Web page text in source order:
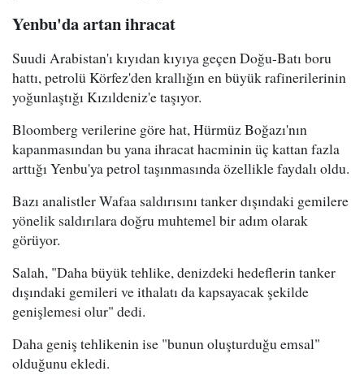
Yenbu'da artan ihracat
Suudi Arabistan'ı kıyıdan kıyıya geçen Doğu-Batı boru
hattı, petrolü Körfez'den krallığın en büyük rafinerilerinin
yoğunlaştığı Kızıldeniz'e taşıyor.
Bloomberg verilerine göre hat, Hürmüz Boğazı'nın
kapanmasından bu yana ihracat hacminin üç kattan fazla
arttığı Yenbu'ya petrol taşınmasında özellikle faydalı oldu.
Bazı analistler Wafaa saldırısını tanker dışındaki gemilere
yönelik saldırılara doğru muhtemel bir adım olarak
görüyor.
Salah, "Daha büyük tehlike, denizdeki hedeflerin tanker
dışındaki gemileri ve ithalatı da kapsayacak şekilde
genişlemesi olur" dedi.
Daha geniş tehlikenin ise "bunun oluşturduğu emsal"
olduğunu ekledi.